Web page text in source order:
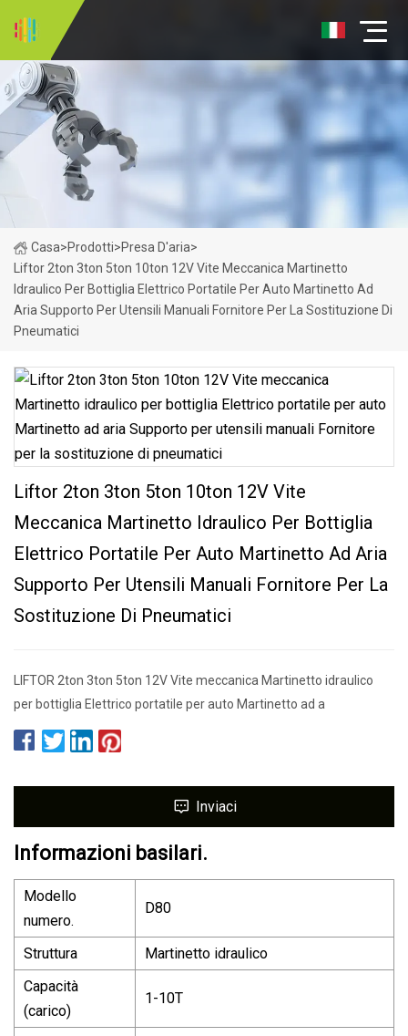
Casa>Prodotti>Presa D'aria>
Liftor 2ton 3ton 5ton 10ton 12V Vite Meccanica Martinetto
Idraulico Per Bottiglia Elettrico Portatile Per Auto Martinetto Ad
Aria Supporto Per Utensili Manuali Fornitore Per La Sostituzione Di
Pneumatici
Liftor 2ton 3ton 5ton 10ton 12V Vite
Meccanica Martinetto Idraulico Per Bottiglia
Elettrico Portatile Per Auto Martinetto Ad Aria
Supporto Per Utensili Manuali Fornitore Per La
Sostituzione Di Pneumatici
LIFTOR 2ton 3ton 5ton 12V Vite meccanica Martinetto idraulico
per bottiglia Elettrico portatile per auto Martinetto ad a
Inviaci
Informazioni basilari.
Modello
numero.
D80
Struttura
Martinetto idraulico
Capacità
(carico)
1-10T